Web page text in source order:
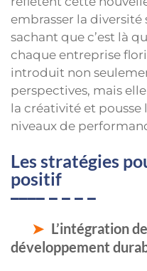
embrasser la diversité
sachant que c’est là
chaque entreprise
introduit non
perspectives, mais
la créativité et pousse
niveaux de
Les stratégies
positif
L’intégration
développement